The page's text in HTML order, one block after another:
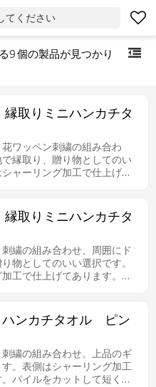
てください
9個の製品が見つかり
取りミニハンカチタ
ワッペン刺繍の組み合わ
縁取り、贈り物としてのい
ャーリング加工で仕上げて
取りミニハンカチタ
繍の組み合わせ、周囲にド
物としてのいい選択です。
工で仕上げてあります。パ
ンカチタオル ピン
繍の組み合わせ。上品のギ
。表側はシャーリング加工
パイルをカットして短く刈